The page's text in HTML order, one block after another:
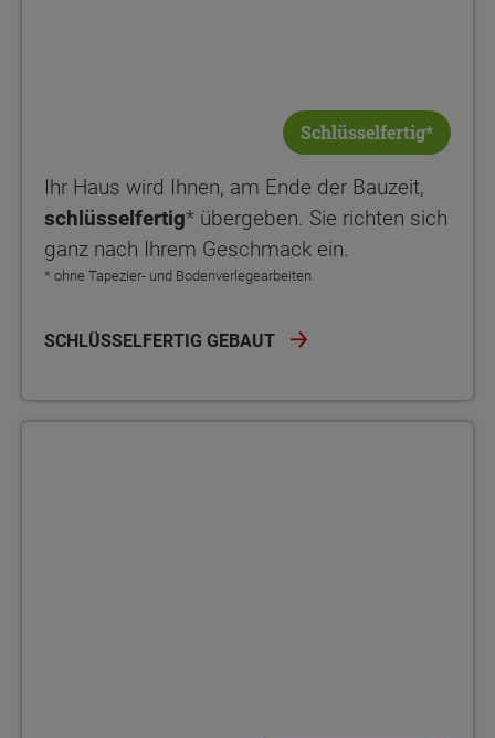
Schlüsselfertig*
Ihr Haus wird Ihnen, am Ende der Bauzeit,
schlüsselfertig* übergeben. Sie richten sich
ganz nach Ihrem Geschmack ein.
* ohne Tapezier- und Bodenverlegearbeiten
SCHLÜSSELFERTIG GEBAUT